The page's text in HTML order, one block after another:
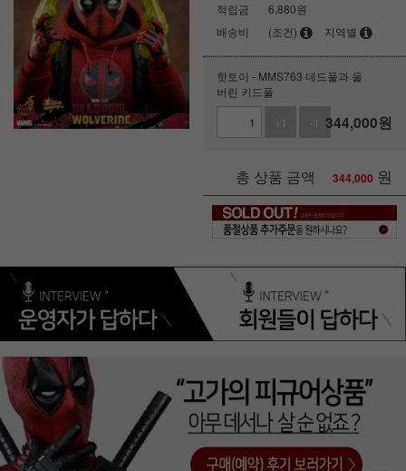
적립금
6,880원
배송비
(조건) 지역별
핫토이 - MMS763 데드풀과 울
버린 키드풀
+1
-1 344,000원
총 상품 금액 344,000 원